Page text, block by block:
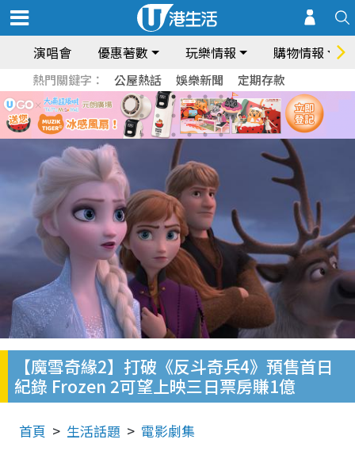
演唱會 優惠著數 玩樂情報 購物情報
熱門關鍵字： 公屋熱話 娛樂新聞 定期存款
【魔雪奇緣2】打破《反斗奇兵4》預售首日
紀錄 Frozen 2可望上映三日票房賺1億
首頁 生活話題 電影劇集